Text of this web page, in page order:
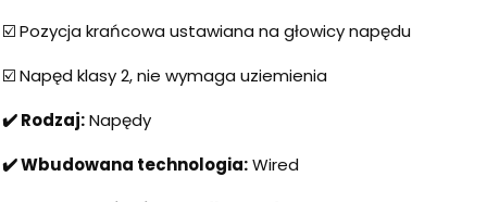
☑️ Pozycja krańcowa ustawiana na głowicy napędu
☑️ Napęd klasy 2, nie wymaga uziemienia
✔️ Rodzaj:Napędy
✔️ Wbudowana technologia:Wired